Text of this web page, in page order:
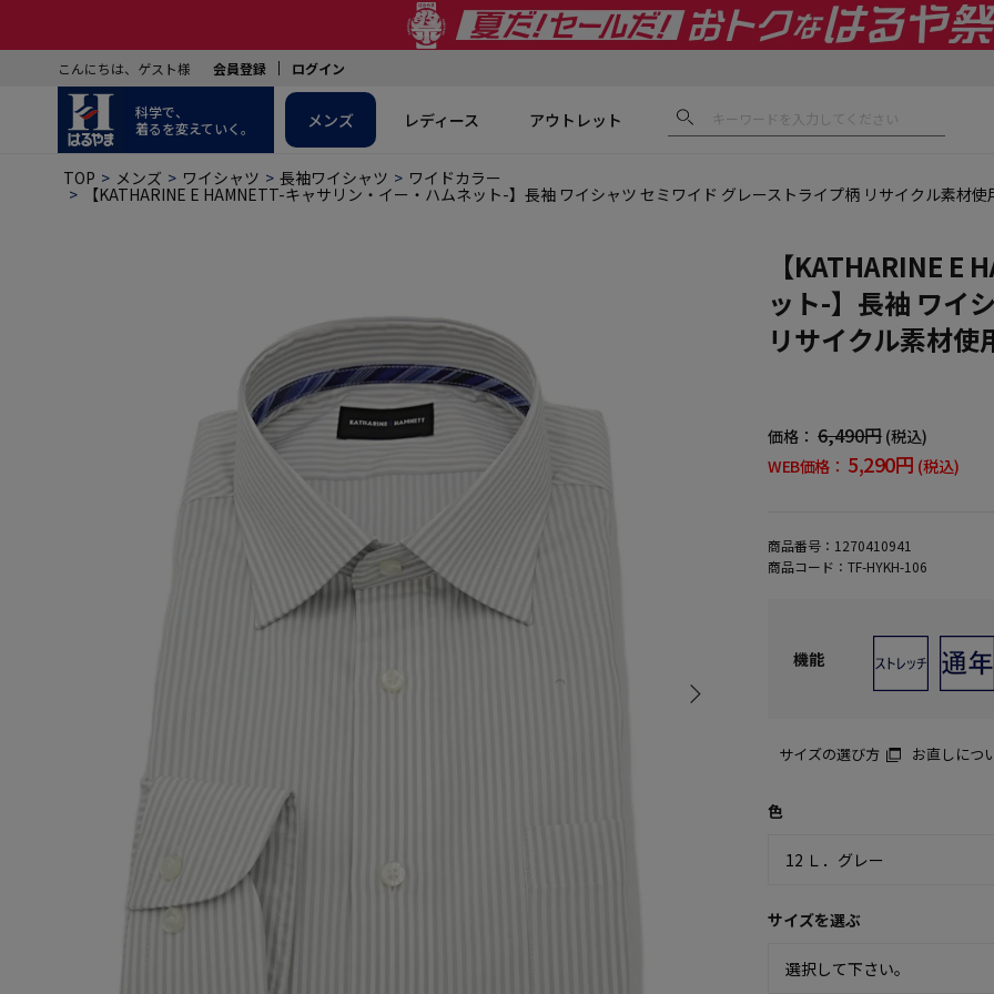
こんにちは、ゲスト様 会員登録 ログイン
科学で、
着るを変えていく。
メンズ レディース アウトレット
TOP メンズ ワイシャツ 長袖ワイシャツ ワイドカラー
【KATHARINE E HAMNETT-キャサリン・イー・ハムネット-】長袖 ワイシャツ セミワイド グレーストライプ柄 リサイクル素材使
【KATHARINE E
ット-】長袖 ワイ
リサイクル素材使
価格： 6,490円 (税込)
WEB価格： 5,290円 (税込)
商品番号： 1270410941
商品コード： TF-HYKH-106
機能
サイズの選び方 お直しにつ
色
サイズを選ぶ